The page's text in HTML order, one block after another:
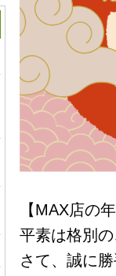
【MAX店の
平素は格別
さて、誠に